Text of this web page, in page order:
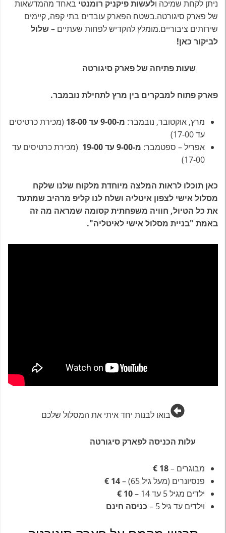
ניתן לקחת שמיכה ולעשות פיקניק רומנטי באחד מהמדשאות
של פארק סיגורטה.בשטח הפארק עובדים בתי קפה, קיימים
שירותים ציבוריים.מומלץ להקדיש לפחות שעתיים –שלול
לביקור כאן!
שעות פתיחה של פארק סיגורטה
פארק פתוח למבקרים בין מרץ לתחילת נובמבר.
מרץ, אוקטובר, נובמבר: מ-9-00 עד 18-00
(מכירת כרטיסים
עד 17-00)
אפריל – ספטמבר: מ-9-00 עד 19-00
(מכירת כרטיסים עד
17-00)
כאן תוכלו לראות המלצה מיוחדת מלקוח שלנו שלקח
מסלול אישי לצפון איטליה ושלח לנו קליפ מרהיב שמתעד
את כל הטיול, חוויה משפחתית קסומה שמראה מה זה
באמת "בניית מסלול אישי לאיטליה".
בואו לבנות יחד איתי את המסלול שלכם
עלות הכניסה לפארק סיגורטה
מבוגרים –18 €
פנסיונרים (מעל גיל 65) –
14 €
ילדים מגיל 5 עד 14 –
10 €
וילדים עד גיל 5 –
כניסה חינם